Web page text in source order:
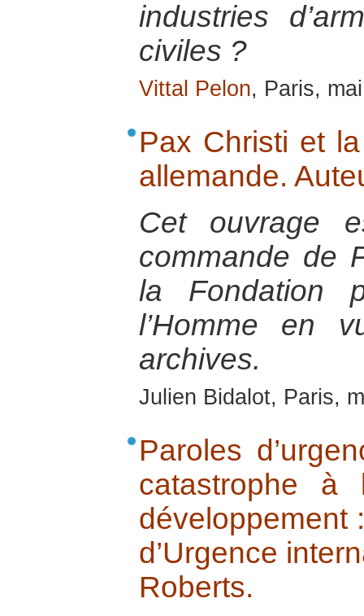
industries
civiles ?
Vittal Pelon, Paris,
Pax Christi et
allemande.
Cet ouvrage
commande de
la Fondation
l’Homme en
archives.
Julien Bidalot, Paris,
Paroles
catastrophe
développement
d’Urgence
Roberts.